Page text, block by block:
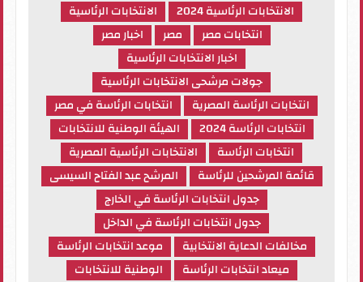
الانتخابات الرئاسية 2024
الانتخابات الرئاسية
انتخابات مصر
مصر
اخبار مصر
اخبار الانتخابات الرئاسية
جولات مرشحى الانتخابات الرئاسية
انتخابات الرئاسة المصرية
انتخابات الرئاسة في مصر
انتخابات الرئاسة 2024
الهيئة الوطنية للانتخابات
انتخابات الرئاسة
الانتخابات الرئاسية المصرية
قائمة المرشحين للرئاسة
المرشح عبد الفتاح السيسى
جدول انتخابات الرئاسة في الخارج
جدول انتخابات الرئاسة في الداخل
مخالفات الدعاية الانتخابية
موعد انتخابات الرئاسة
ميعاد انتخابات الرئاسة
الوطنية للانتخابات